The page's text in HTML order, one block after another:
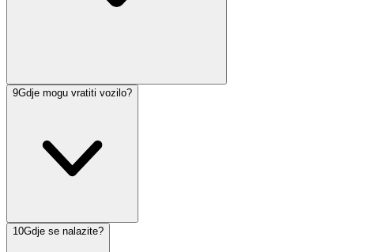
9Gdje mogu vratiti vozilo?
10Gdje se nalazite?